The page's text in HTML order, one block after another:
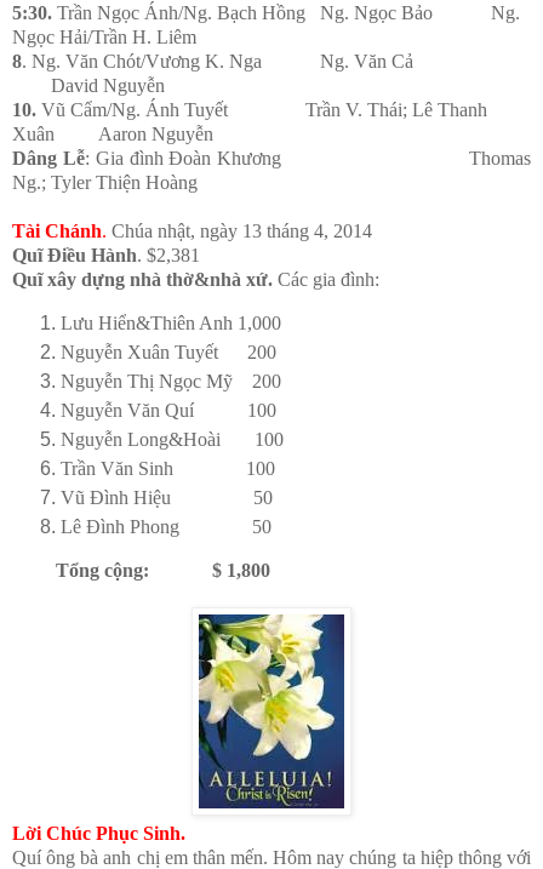
5:30. Trần Ngọc Ánh/Ng. Bạch Hồng Ng. Ngọc Bảo Ng.
Ngọc Hải/Trần H. Liêm
8. Ng. Văn Chót/Vương K. Nga Ng. Văn Cả
David Nguyễn
10. Vũ Cẩm/Ng. Ánh Tuyết Trần V. Thái; Lê Thanh
Xuân Aaron Nguyễn
Dâng Lễ: Gia đình Đoàn Khương Thomas
Ng.; Tyler Thiện Hoàng
Tài Chánh. Chúa nhật, ngày 13 tháng 4, 2014
Quĩ Điều Hành. $2,381
Quĩ xây dựng nhà thờ&nhà xứ. Các gia đình:
Lưu Hiển&Thiên Anh 1,000
Nguyễn Xuân Tuyết 200
Nguyễn Thị Ngọc Mỹ 200
Nguyễn Văn Quí 100
Nguyễn Long&Hoài 100
Trần Văn Sinh 100
Vũ Đình Hiệu 50
Lê Đình Phong 50
Tổng cộng: $ 1,800
Lời Chúc Phục Sinh.
Quí ông bà anh chị em thân mến. Hôm nay chúng ta hiệp thông với